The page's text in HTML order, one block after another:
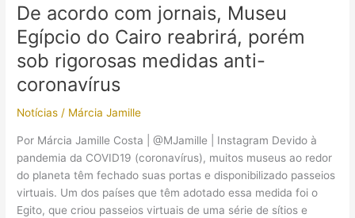
inauguração
de
um
dos
maiores
museus
antiguidades
do
mundo
De acordo com jornais, Museu
Egípcio do Cairo reabrirá, porém
sob rigorosas medidas anti-
coronavírus
Notícias / Márcia Jamille
Por Márcia Jamille Costa | @MJamille | Instagram Devido à
pandemia da COVID19 (coronavírus), muitos museus ao redor
do planeta têm fechado suas portas e disponibilizado passeios
virtuais. Um dos países que têm adotado essa medida foi o
Egito, que criou passeios virtuais de uma série de sítios e